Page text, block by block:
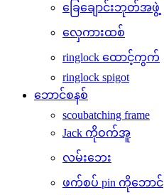
ခြေချောင်းဘုတ်အဖွဲ့
လှေကားထစ်
ringlock ထောင့်ကွက်
ringlock spigot
ဘောင်စနစ်
scoubatching frame
Jack ကိုဝက်အူ
လမ်းဘေး
ဖက်စပ် pin ကိုဘောင်